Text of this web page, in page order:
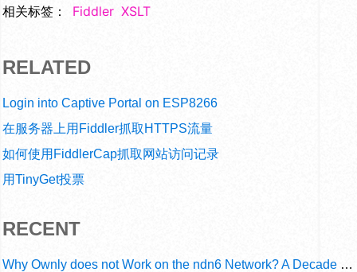
相关标签： Fiddler XSLT
RELATED
Login into Captive Portal on ESP8266
在服务器上用Fiddler抓取HTTPS流量
如何使用FiddlerCap抓取网站访问记录
用TinyGet投票
RECENT
Why Ownly does not Work on the ndn6 Network? A Decade of Operational Gaps in Trust and Routing